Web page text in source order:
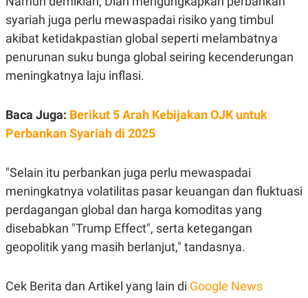
C
D
E
Y
L
A
S
.
D
N
G
G
A
C
E
A
N
E
R
E
I
T
N
P
V
E
syariah juga perlu mewaspadai risiko yang timbul
akibat ketidakpastian global seperti melambatnya
penurunan suku bunga global seiring kecenderungan
meningkatnya laju inflasi.
Baca Juga: Berikut 5 Arah Kebijakan OJK untuk
Perbankan Syariah di 2025
"Selain itu perbankan juga perlu mewaspadai
meningkatnya volatilitas pasar keuangan dan fluktuasi
perdagangan global dan harga komoditas yang
disebabkan "Trump Effect", serta ketegangan
geopolitik yang masih berlanjut," tandasnya.
Cek Berita dan Artikel yang lain di Google News